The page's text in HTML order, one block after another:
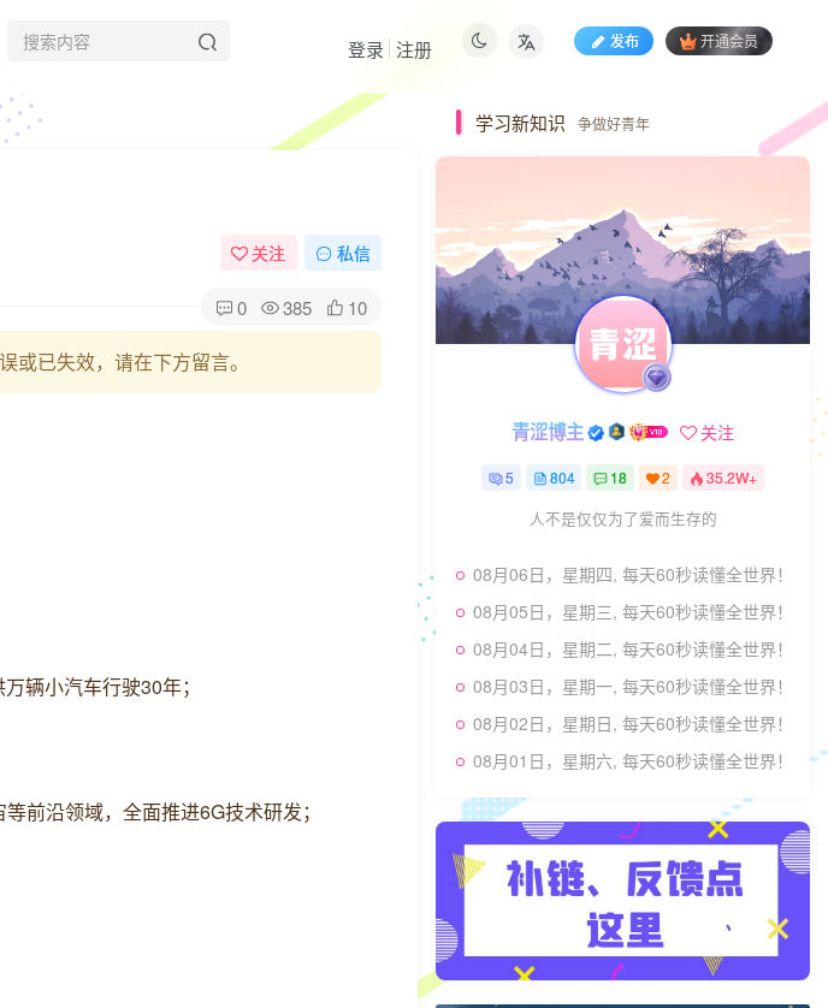
发布 开通会员
登录 注册
关注 私信
0 385 10
或已失效，请在下方留言。
辆小汽车行驶30年；
前沿领域，全面推进6G技术研发；
学习新知识 争做好青年
青涩博主 关注
5 804 18 2 35.2W+
人不是仅仅为了爱而生存的
08月06日，星期四, 每天60秒读懂全世界！
08月05日，星期三, 每天60秒读懂全世界！
08月04日，星期二, 每天60秒读懂全世界！
08月03日，星期一, 每天60秒读懂全世界！
08月02日，星期日, 每天60秒读懂全世界！
08月01日，星期六, 每天60秒读懂全世界！